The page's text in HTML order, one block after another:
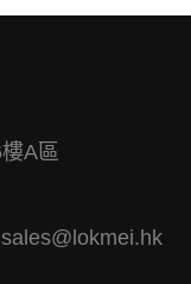
A區
sales@lokmei.hk